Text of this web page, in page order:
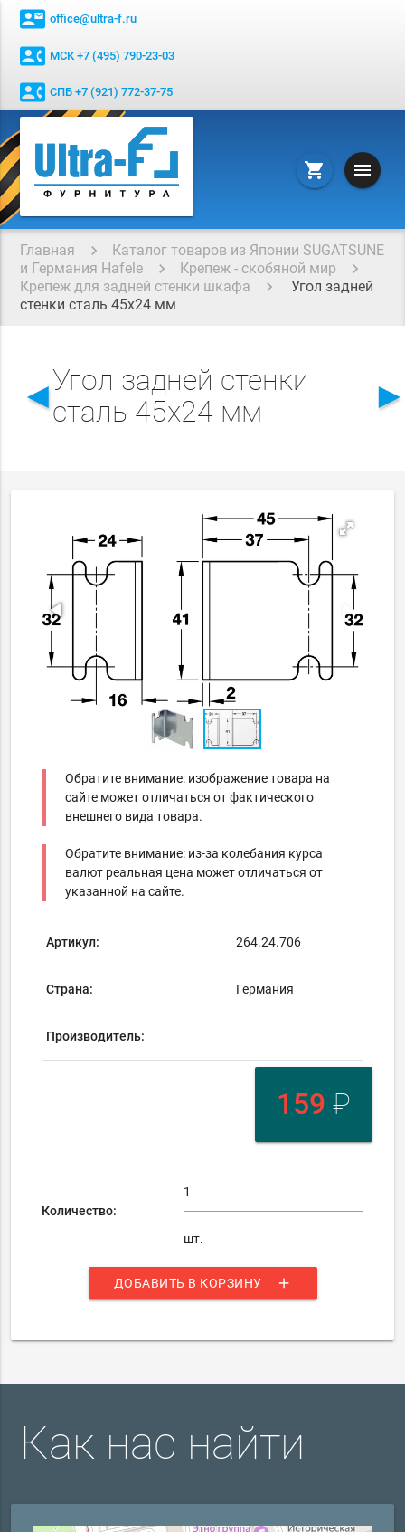
contact_mail office@ultra-f.ru
contact_phone МСК +7 (495) 790-23-03
contact_phone СПБ +7 (921) 772-37-75
shopping_cart menu
Главная
Каталог товаров из Японии SUGATSUNE
и Германия Hafele
Крепеж - скобяной мир
Крепеж для задней стенки шкафа
Угол задней
стенки сталь 45х24 мм
◄Угол задней стенки
сталь 45х24 мм
Обратите внимание: изображение товара на
сайте может отличаться от фактического
внешнего вида товара.
Обратите внимание: из-за колебания курса
валют реальная цена может отличаться от
указанной на сайте.
Артикул: 264.24.706
Страна: Германия
Производитель:
159 ₽
Количество:
шт.
ДОБАВИТЬ В КОРЗИНУ add
Как нас найти